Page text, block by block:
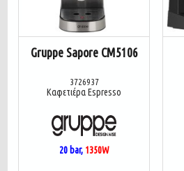
Gruppe Sapore CM5106
3726937
Καφετιέρα Espresso
20 bar, 1350W